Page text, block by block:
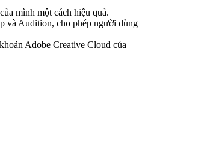
mình một cách hiệu quả.
và Audition, cho phép người dùng
Adobe Creative Cloud của